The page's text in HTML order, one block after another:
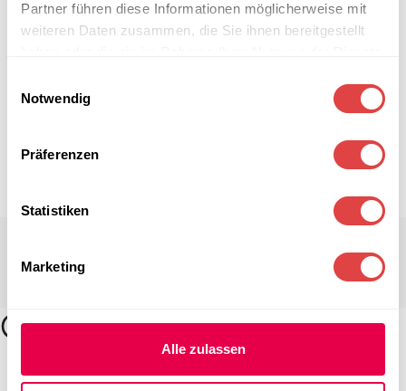
Partner führen diese Informationen möglicherweise mit
weiteren Daten zusammen, die Sie ihnen bereitgestellt
Notwendig
Präferenzen
Statistiken
Marketing
Alle zulassen